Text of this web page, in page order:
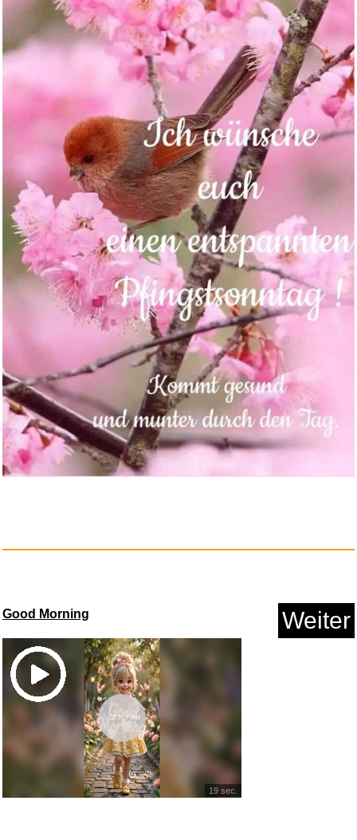
Anzeige
QuickSteuer 2026 (für Ste...
Anzeige
Good Morning Weiter
Vorschau
19 sec.